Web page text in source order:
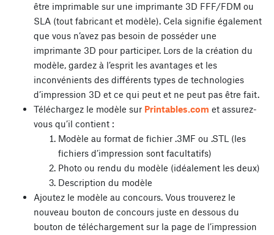
être imprimable sur une imprimante 3D FFF/FDM ou
SLA (tout fabricant et modèle). Cela signifie également
que vous n’avez pas besoin de posséder une
imprimante 3D pour participer. Lors de la création du
modèle, gardez à l’esprit les avantages et les
inconvénients des différents types de technologies
d’impression 3D et ce qui peut et ne peut pas être fait.
Téléchargez le modèle sur Printables.com et assurez-
vous qu’il contient :
Modèle au format de fichier .3MF ou .STL (les
fichiers d’impression sont facultatifs)
Photo ou rendu du modèle (idéalement les deux)
Description du modèle
Ajoutez le modèle au concours. Vous trouverez le
nouveau bouton de concours juste en dessous du
bouton de téléchargement sur la page de l’impression